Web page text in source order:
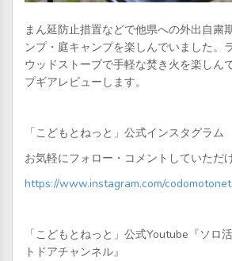
まん延防止措置などで他県への外出自粛
ンプ・庭キャンプを楽しんでいました。
ウッドストーブで手軽な焚き火を楽しん
プギアレビューします。
「こどもとねっと」公式インスタグラム
お気軽にフォロー・コメントしていただ
https://www.instagram.com/codomotonet
「こどもとねっと」公式Youtube『ソロ
トドアチャンネル』